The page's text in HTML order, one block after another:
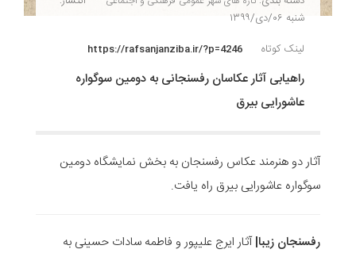
شنبه ۰۶/دی/۱۳۹۹
لینک کوتاه
https://rafsanjanziba.ir/?p=4246
راهیابی آثار عکاسان رفسنجانی به دومین سوگواره
عاشورایی بیرق
آثار دو هنرمند عکاس رفسنجان به بخش نمایشگاه دومین
سوگواره عاشورایی بیرق راه یافت.
رفسنجان زیبا|آثار ایرج علیپور و فاطمه سادات حسینی به